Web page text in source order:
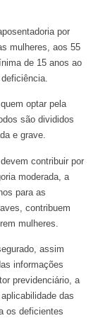
por
mulheres, aos 55
de 15 anos ao
optar pela
são divididos
e grave.
contribuir por
moderada, a
para as
contribuem
mulheres.
assim
informações
previdenciário, a
das
os deficientes